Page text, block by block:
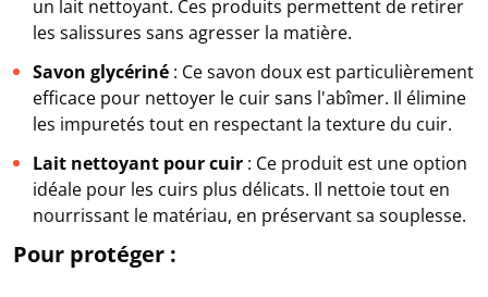
un lait nettoyant. Ces produits permettent de retirer
les salissures sans agresser la matière.
Savon glycériné : Ce savon doux est particulièrement
efficace pour nettoyer le cuir sans l'abîmer. Il élimine
les impuretés tout en respectant la texture du cuir.
Lait nettoyant pour cuir : Ce produit est une option
idéale pour les cuirs plus délicats. Il nettoie tout en
nourrissant le matériau, en préservant sa souplesse.
Pour protéger :